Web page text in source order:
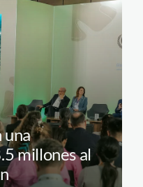
una
millones al